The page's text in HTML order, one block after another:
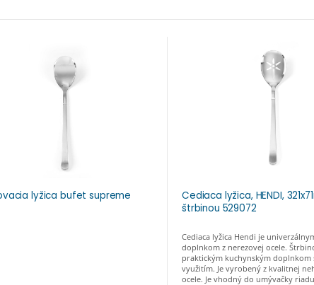
lyžica bufet supreme
Cediaca lyžica, HENDI,
štrbinou 529072
Cediaca lyžica Hendi je
doplnkom z nerezovej ocele.
praktickým kuchynským doplnkom
využitím. Je vyrobený z kvalitnej
ocele. Je vhodný do umývačky